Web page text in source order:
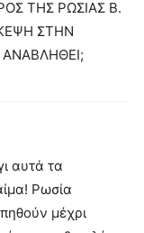
ΤΗΣ ΡΩΣΙΑΣ Β.
ΣΤΗΝ
αυτά τα
Ρωσία
μέχρι